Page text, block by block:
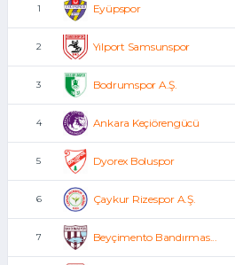
1 Eyüpspor
2 Yılport Samsunspor
3 Bodrumspor A.Ş.
4 Ankara Keçiörengücü
5 Dyorex Boluspor
6 Çaykur Rizespor A.Ş.
7 Beyçimento Bandırmas...